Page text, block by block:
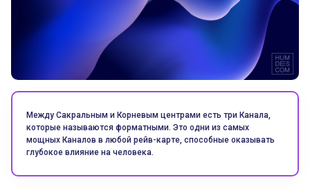
Между Сакральным и Корневым центрами есть три Канала,
которые называются форматными. Это одни из самых
мощных Каналов в любой рейв-карте, способные оказывать
глубокое влияние на человека.